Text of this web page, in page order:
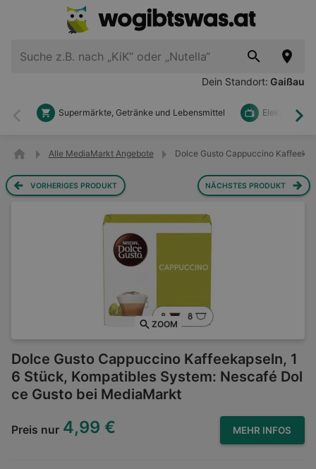
Dein Standort: Gaißau
Zurück
Supermärkte, Getränke und Lebensmittel Elektronik
Alle MediaMarkt Angebote Dolce Gusto Cappuccino
VORHERIGES PRODUKT NÄCHSTES PRODUKT
ZOOM
Dolce Gusto Cappuccino Kaffeekapseln, 1
6 Stück, Kompatibles System: Nescafé Dol
ce Gusto bei MediaMarkt
Preis nur 4,99 € MEHR INFOS